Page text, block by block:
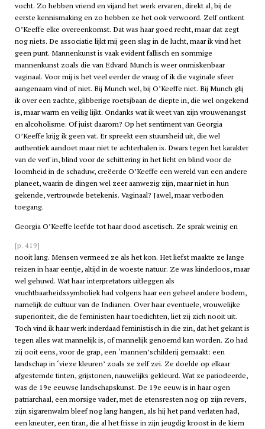
vocht. Zo hebben vriend en vijand het werk ervaren, direkt al, bij de
eerste kennismaking en zo hebben ze het ook verwoord. Zelf ontkent
O’Keeffe elke overeenkomst. Dat was haar goed recht, maar dat zegt
nog niets. De associatie lijkt mij geen slag in de lucht, maar ik vind het
geen punt. Mannenkunst is vaak evident fallisch en sommige
mannenkunst zoals die van Edvard Munch is weer onmiskenbaar
vaginaal. Voor mij is het veel eerder de vraag of ik die vaginale sfeer
aangenaam vind of niet. Bij Munch wel, bij O’Keeffe niet. Bij Munch glij
ik over een zachte, glibberige roetsjbaan de diepte in, die wel ongekend
is, maar warm en veilig lijkt. Ondanks wat ik weet van zijn vrouwenangst
en alcoholisme. Of juist daarom? Op het sentiment van Georgia
O’Keeffe krijg ik geen vat. Er spreekt een stuursheid uit, die wel
authentiek aandoet maar niet te achterhalen is. Dwars tegen het karakter
van de verf in, blind voor de schittering in het licht en blind voor de
loomheid in de schaduw, creëerde O’Keeffe een wereld van een andere
planeet, waarin de dingen wel zeer aanwezig zijn, maar niet in hun
gekende, vertrouwde betekenis. Vaginaal? Jawel, maar verboden
toegang.
Georgia O’Keeffe leefde tot haar dood ascetisch. Ze sprak weinig en
[p. 419]
nooit lang. Mensen vermeed ze als het kon. Het liefst maakte ze lange
reizen in haar eentje, altijd in de woeste natuur. Ze was kinderloos, maar
wel gehuwd. Wat haar interpretators uitleggen als
vruchtbaarheidssymboliek had volgens haar een geheel andere bodem,
namelijk de cultuur van de Indianen. Over haar eventuele, vrouwelijke
superioriteit, die de feministen haar toedichten, liet zij zich nooit uit.
Toch vind ik haar werk inderdaad feministisch in die zin, dat het gekant is
tegen alles wat mannelijk is, of mannelijk genoemd kan worden. Zo had
zij ooit eens, voor de grap, een ‘mannen’schilderij gemaakt: een
landschap in ‘vieze kleuren’ zoals ze zelf zei. Ze doelde op elkaar
afgestemde tinten, grijstonen, nauwelijks gekleurd. Wat ze pariodeerde,
was de 19e eeuwse landschapskunst. De 19e eeuw is in haar ogen
patriarchaal, een morsige vader, met de etensresten nog op zijn revers,
zijn sigarenwalm bleef nog lang hangen, als hij het pand verlaten had,
een kneuter, een tiran, die al het frisse in zijn jeugdig kroost in de kiem